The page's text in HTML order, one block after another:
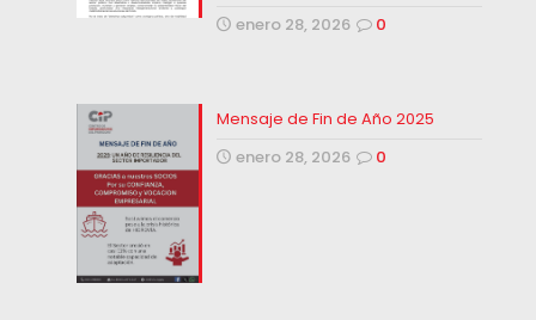
enero 28, 2026
0
Mensaje de Fin de Año 2025
enero 28, 2026
0